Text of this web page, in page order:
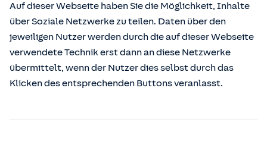
Auf dieser Webseite haben Sie die Möglichkeit, Inhalte
über Soziale Netzwerke zu teilen. Daten über den
jeweiligen Nutzer werden durch die auf dieser Webseite
verwendete Technik erst dann an diese Netzwerke
übermittelt, wenn der Nutzer dies selbst durch das
Klicken des entsprechenden Buttons veranlasst.